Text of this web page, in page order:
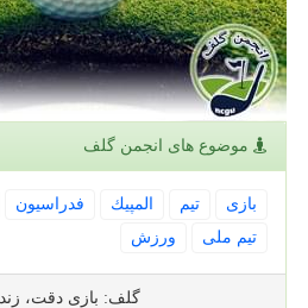
موضوع های انجمن گلف
بازی تیم المپیك فدراسیون
تیم ملی
ورزش
گلف: بازی دقت،